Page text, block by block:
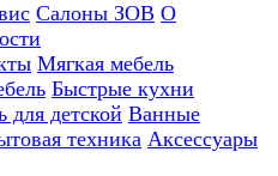
Салоны ЗОВ О
Мягкая мебель
Быстрые кухни
для детской Ванные
техника Аксессуары